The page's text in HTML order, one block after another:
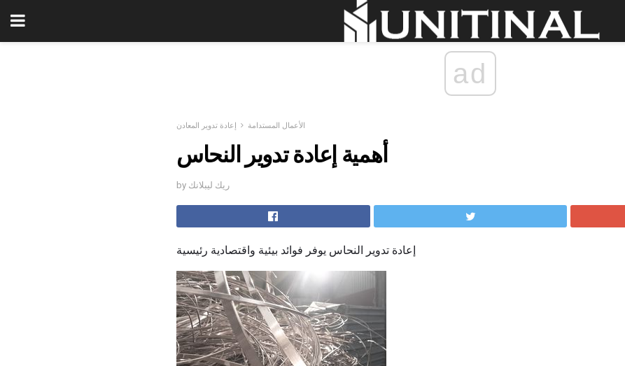
ad
الأعمال المستدامة إعادة تدوير المعادن
أهمية إعادة تدوير النحاس
by ريك ليبلانك
إعادة تدوير النحاس يوفر فوائد بيئية واقتصادية رئيسية